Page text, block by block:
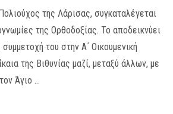
της Λάρισας, συγκαταλέγεται
της Ορθοδοξίας. Το αποδεικνύει
του στην Α΄ Οικουμενική
της Βιθυνίας μαζί, μεταξύ άλλων, με
Άγιο …